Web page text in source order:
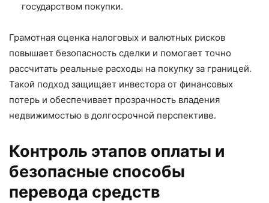
государством покупки.
Грамотная оценка налоговых и валютных рисков
повышает безопасность сделки и помогает точно
рассчитать реальные расходы на покупку за границей.
Такой подход защищает инвестора от финансовых
потерь и обеспечивает прозрачность владения
недвижимостью в долгосрочной перспективе.
Контроль этапов оплаты и
безопасные способы
перевода средств